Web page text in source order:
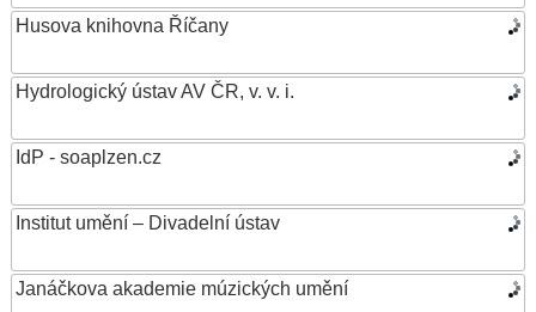
Husova knihovna Říčany
Hydrologický ústav AV ČR, v. v. i.
IdP - soaplzen.cz
Institut umění – Divadelní ústav
Janáčkova akademie múzických umění